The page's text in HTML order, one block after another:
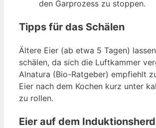
den Garprozess zu stoppen.
Tipps für das Schälen
Ältere Eier (ab etwa 5 Tagen)
schälen, da sich die Luftkammer
Alnatura (Bio-Ratgeber) empfiehlt
Eier nach dem Kochen kurz unter
zu rollen.
Eier auf dem